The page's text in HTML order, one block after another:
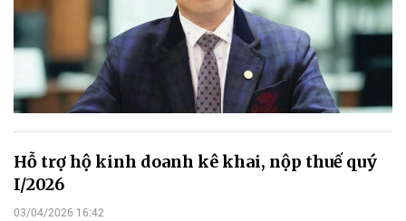
Hỗ trợ hộ kinh doanh kê khai, nộp thuế quý
I/2026
03/04/2026 16:42